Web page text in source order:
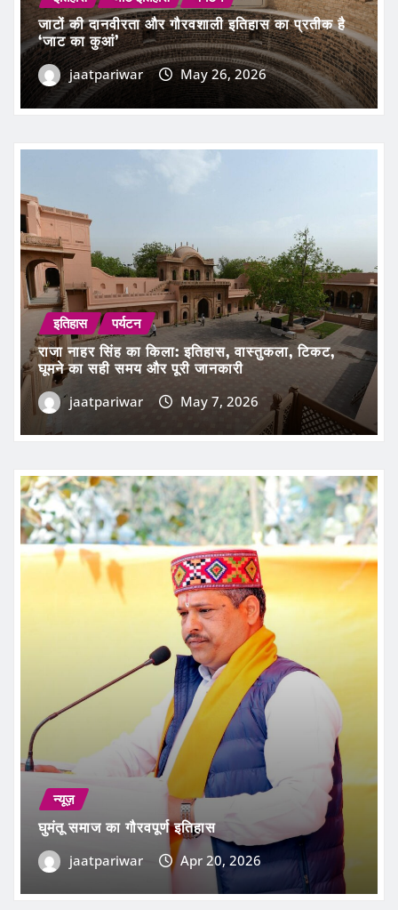
‘जाट का कुआं’
jaatpariwar
May 26, 2026
इतिहास
पर्यटन
राजा नाहर सिंह का किला: इतिहास, वास्तुकला, टिकट,
घूमने का सही समय और पूरी जानकारी
jaatpariwar
May 7, 2026
न्यूज़
घुमंतू समाज का गौरवपूर्ण इतिहास
jaatpariwar
Apr 20, 2026